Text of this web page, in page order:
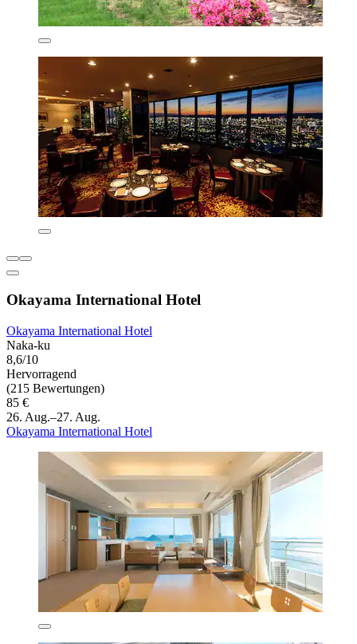
Okayama International Hotel
Okayama International Hotel
Naka-ku
8,6/10
Hervorragend
(215 Bewertungen)
85 €
26. Aug.–27. Aug.
Okayama International Hotel